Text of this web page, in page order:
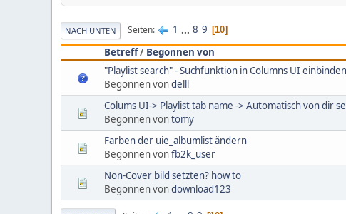
NACH UNTEN Seiten 1 ... 8 9 10
Betreff/ Begonnen von
"Playlist search" - Suchfunktion in Columns UI einbinden
Begonnen vondelll
Colums UI-> Playlist tab name -> Automatisch von dir
Begonnen vontomy
Farben der uie_albumlist ändern
Begonnen vonfb2k_user
Non-Cover bild setzten? how to
Begonnen vondownload123